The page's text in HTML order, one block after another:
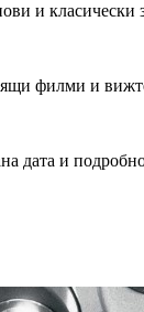
и класически
филми и
дата и